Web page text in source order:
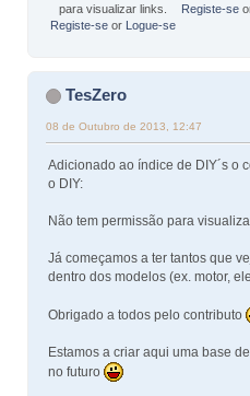
para visualizar links.
Registe-seor Logue-se
Registe-se
TesZero
08 de Outubro de 2013, 12:47
Adicionado ao índice de DIY´s o
o DIY:
Não tem permissão para
Já começamos a ter tantos que
dentro dos modelos (ex. motor,
Obrigado a todos pelo contributo
Estamos a criar aqui uma base
no futuro